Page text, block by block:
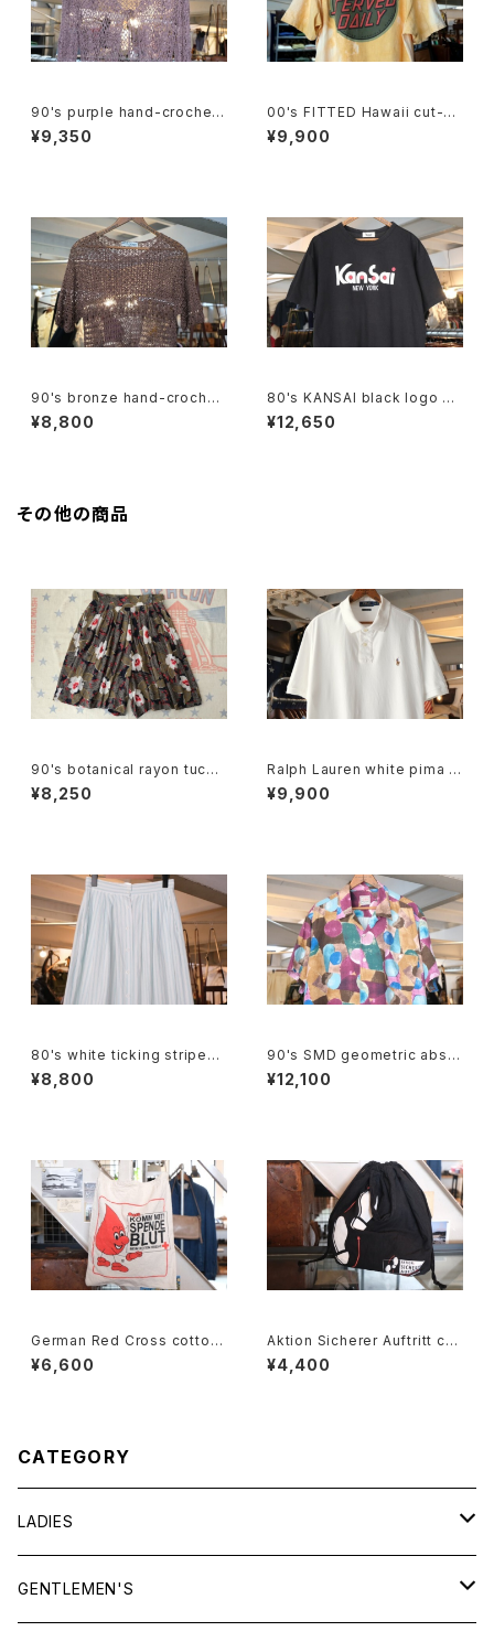
90's purple hand-crochet
Cardigan
¥9,350
00's FITTED Hawaii cut-of
f tie-dye Tee
¥9,900
90's bronze hand-crochet
pullover Top
¥8,800
80's KANSAI black logo Te
e
¥12,650
その他の商品
90's botanical rayon tucke
d Culottes
¥8,250
Ralph Lauren white pima c
otton polo Shirt
¥9,900
80's white ticking striped
cotton flared Skirt
¥8,800
90's SMD geometric abstr
act rayon open-collar Shirt
"Made in JAPAN"
¥12,100
German Red Cross cotton
promotional shoulder Bag
¥6,600
Aktion Sicherer Auftritt cot
ton promotional drawstrin
g Bag
¥4,400
CATEGORY
LADIES
TOPS
GENTLEMEN'S